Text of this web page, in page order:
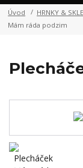
Úvod HRNKY &
Mám ráda podzim